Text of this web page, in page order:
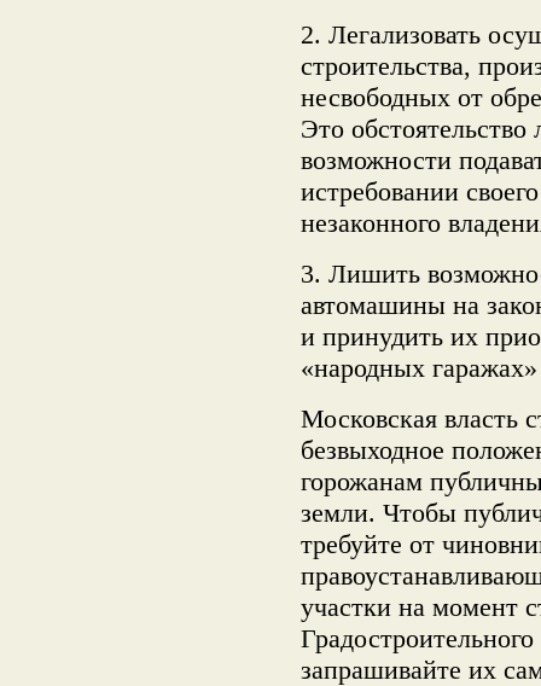
2. Легализовать
строительства,
несвободных от
Это
возможности
истребовании
незаконного
3. Лишить
автомашины на
и принудить их
«народных
Московская власть
безвыходное
горожанам
земли. Чтобы
требуйте от
участки на момент
запрашивайте их